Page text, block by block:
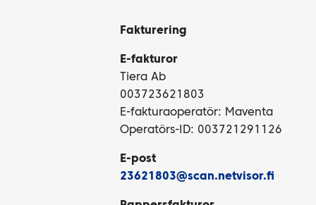
Fakturering
E-fakturor
Tiera Ab
003723621803
E-fakturaoperatör: Maventa
Operatörs-ID: 003721291126
E-post
23621803@scan.netvisor.fi